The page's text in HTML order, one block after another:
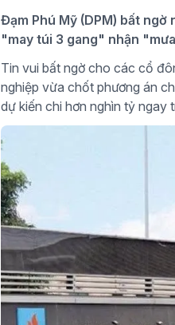
Đạm Phú Mỹ (DPM) bất
"may túi 3 gang" nhận
Tin vui bất ngờ cho các cổ
nghiệp vừa chốt phương án
dự kiến chi hơn nghìn tỷ ngay